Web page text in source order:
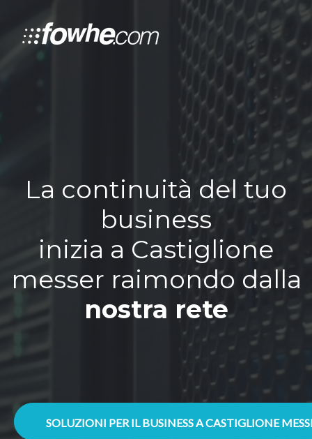
La continuità del tuo
business
inizia a Castiglione
messer raimondo dalla
nostra rete
SOLUZIONI PER IL BUSINESS A CASTIGLIONE